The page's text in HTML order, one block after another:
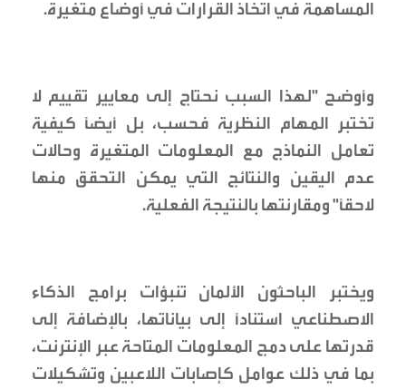
المساهمة في اتخاذ القرارات في أوضاع متغيرة.
وأوضح "لهذا السبب نحتاج إلى معايير تقييم لا
تختبر المهام النظرية فحسب، بل أيضًا كيفية
تعامل النماذج مع المعلومات المتغيرة وحالات
عدم اليقين والنتائج التي يمكن التحقق منها
لاحقًا" ومقارنتها بالنتيجة الفعلية.
ويختبر الباحثون الألمان تنبؤات برامج الذكاء
الاصطناعي استنادًا إلى بياناتها، بالإضافة إلى
قدرتها على دمج المعلومات المتاحة عبر الإنترنت،
بما في ذلك عوامل كإصابات اللاعبين وتشكيلات